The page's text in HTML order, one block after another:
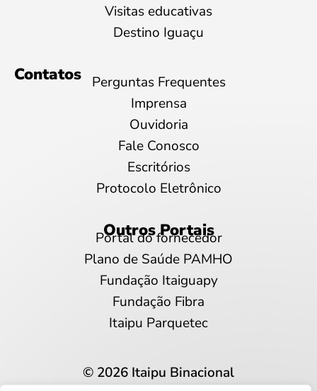
Visitas educativas
Destino Iguaçu
Contatos
Perguntas Frequentes
Imprensa
Ouvidoria
Fale Conosco
Escritórios
Protocolo Eletrônico
Outros Portais
Portal do fornecedor
Plano de Saúde PAMHO
Fundação Itaiguapy
Fundação Fibra
Itaipu Parquetec
© 2026 Itaipu Binacional